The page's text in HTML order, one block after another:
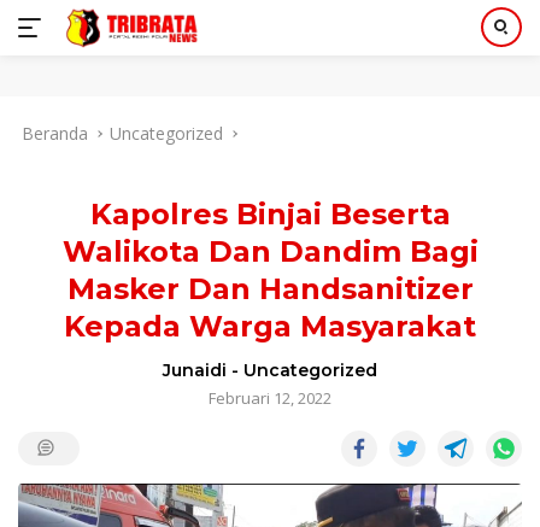
Beranda Uncategorized
Kapolres Binjai Beserta
Walikota Dan Dandim Bagi
Masker Dan Handsanitizer
Kepada Warga Masyarakat
Junaidi - Uncategorized
Februari 12, 2022